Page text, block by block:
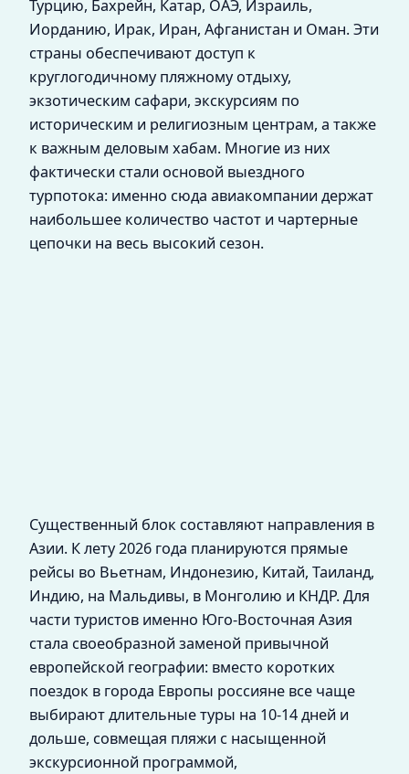
Турцию, Бахрейн, Катар, ОАЭ, Израиль,
Иорданию, Ирак, Иран, Афганистан и Оман. Эти
страны обеспечивают доступ к
круглогодичному пляжному отдыху,
экзотическим сафари, экскурсиям по
историческим и религиозным центрам, а также
к важным деловым хабам. Многие из них
фактически стали основой выездного
турпотока: именно сюда авиакомпании держат
наибольшее количество частот и чартерные
цепочки на весь высокий сезон.
Существенный блок составляют направления в
Азии. К лету 2026 года планируются прямые
рейсы во Вьетнам, Индонезию, Китай, Таиланд,
Индию, на Мальдивы, в Монголию и КНДР. Для
части туристов именно Юго‑Восточная Азия
стала своеобразной заменой привычной
европейской географии: вместо коротких
поездок в города Европы россияне все чаще
выбирают длительные туры на 10-14 дней и
дольше, совмещая пляжи с насыщенной
экскурсионной программой,